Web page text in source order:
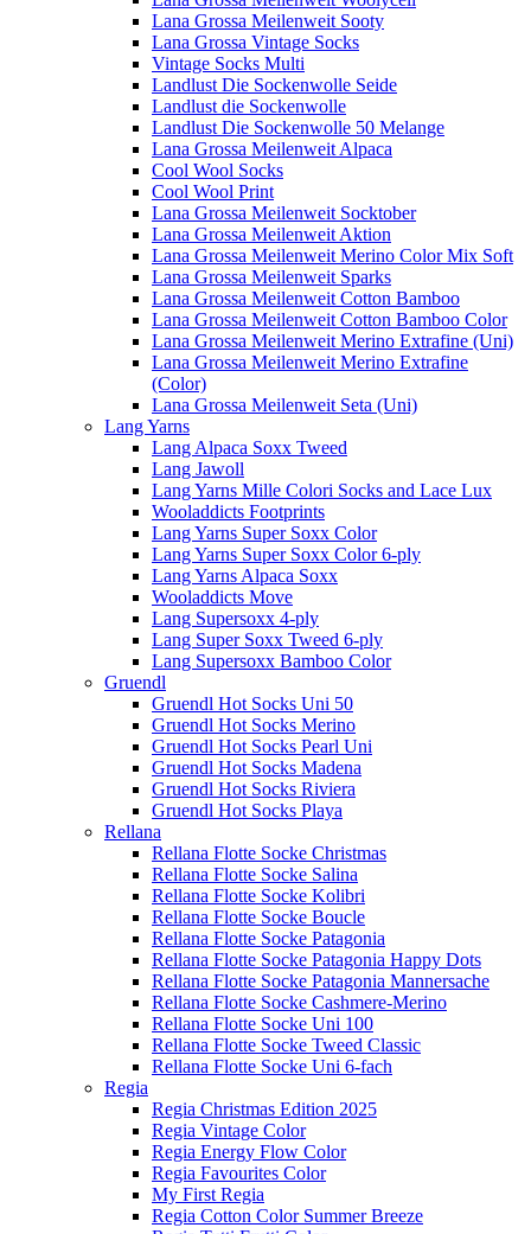
Lana Grossa Meilenweit Sooty
Lana Grossa Vintage Socks
Vintage Socks Multi
Landlust Die Sockenwolle Seide
Landlust die Sockenwolle
Landlust Die Sockenwolle 50 Melange
Lana Grossa Meilenweit Alpaca
Cool Wool Socks
Cool Wool Print
Lana Grossa Meilenweit Socktober
Lana Grossa Meilenweit Aktion
Lana Grossa Meilenweit Merino Color Mix Soft
Lana Grossa Meilenweit Sparks
Lana Grossa Meilenweit Cotton Bamboo
Lana Grossa Meilenweit Cotton Bamboo Color
Lana Grossa Meilenweit Merino Extrafine (Uni)
Lana Grossa Meilenweit Merino Extrafine
(Color)
Lana Grossa Meilenweit Seta (Uni)
Lang Yarns
Lang Alpaca Soxx Tweed
Lang Jawoll
Lang Yarns Mille Colori Socks and Lace Lux
Wooladdicts Footprints
Lang Yarns Super Soxx Color
Lang Yarns Super Soxx Color 6-ply
Lang Yarns Alpaca Soxx
Wooladdicts Move
Lang Supersoxx 4-ply
Lang Super Soxx Tweed 6-ply
Lang Supersoxx Bamboo Color
Gruendl
Gruendl Hot Socks Uni 50
Gruendl Hot Socks Merino
Gruendl Hot Socks Pearl Uni
Gruendl Hot Socks Madena
Gruendl Hot Socks Riviera
Gruendl Hot Socks Playa
Rellana
Rellana Flotte Socke Christmas
Rellana Flotte Socke Salina
Rellana Flotte Socke Kolibri
Rellana Flotte Socke Boucle
Rellana Flotte Socke Patagonia
Rellana Flotte Socke Patagonia Happy Dots
Rellana Flotte Socke Patagonia Mannersache
Rellana Flotte Socke Cashmere-Merino
Rellana Flotte Socke Uni 100
Rellana Flotte Socke Tweed Classic
Rellana Flotte Socke Uni 6-fach
Regia
Regia Christmas Edition 2025
Regia Vintage Color
Regia Energy Flow Color
Regia Favourites Color
My First Regia
Regia Cotton Color Summer Breeze